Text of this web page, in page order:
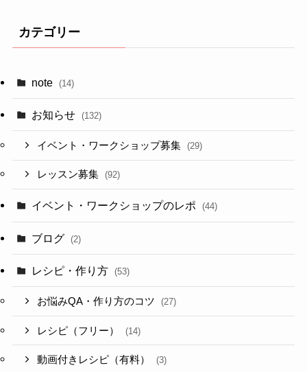
カテゴリー
note (14)
お知らせ (132)
イベント・ワークショップ募集 (29)
レッスン募集 (92)
イベント・ワークショップのレポ (44)
ブログ (2)
レシピ・作り方 (53)
お悩みQA・作り方のコツ (27)
レシピ（フリー） (14)
動画付きレシピ（有料） (3)